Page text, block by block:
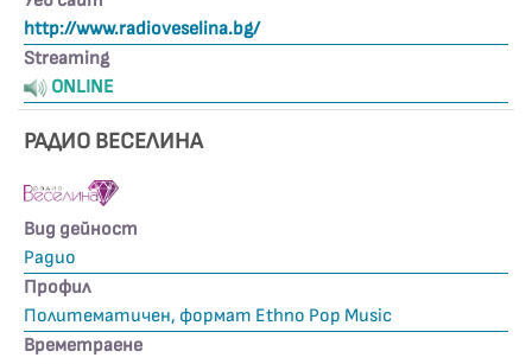
http://www.radioveselina.bg/
Streaming
ONLINE
РАДИО ВЕСЕЛИНА
Вид дейност
Радио
Профил
Политематичен, формат Ethno Pop Music
Времетраене